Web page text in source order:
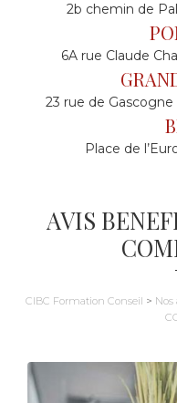
2b chemin de
6A rue Claude
23 rue de
Place de
AVIS
CIBC Formation Conseil > Nos